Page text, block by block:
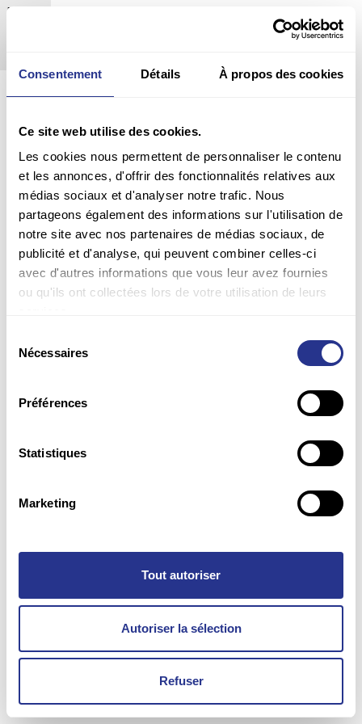
Consentement Détails À propos des cookies
Ce site web utilise des cookies.
Les cookies nous permettent de personnaliser le contenu
et les annonces, d'offrir des fonctionnalités relatives aux
médias sociaux et d'analyser notre trafic. Nous
partageons également des informations sur l'utilisation de
notre site avec nos partenaires de médias sociaux, de
publicité et d'analyse, qui peuvent combiner celles-ci
avec d'autres informations que vous leur avez fournies
ou qu'ils ont collectées lors de votre utilisation de leurs
Nécessaires
Préférences
Statistiques
Marketing
Tout autoriser
Autoriser la sélection
Refuser
Europe